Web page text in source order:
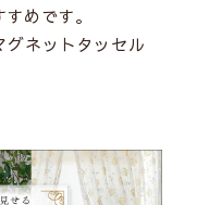
めです。
グネットタッセル